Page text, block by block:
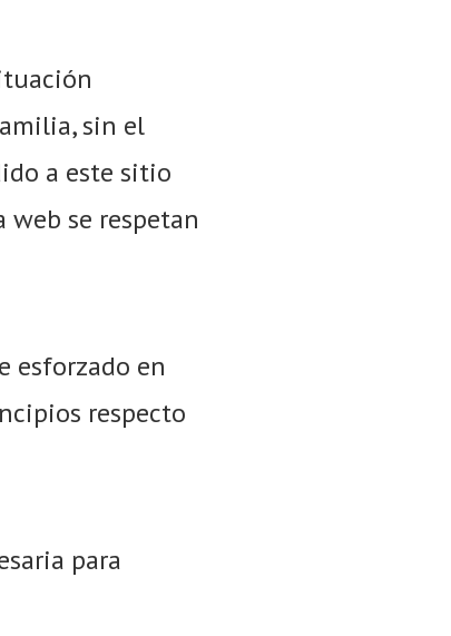
sin el
a este sitio
se respetan
esforzado en
respecto
para